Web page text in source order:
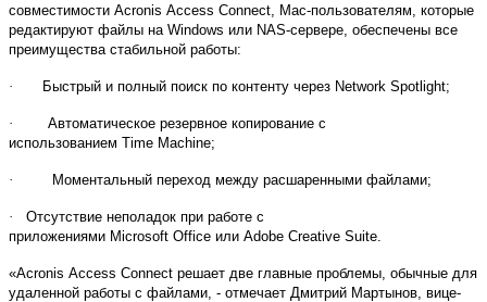
совместимости Acronis Access Connect Mac-пользователям, которые
редактируют файлы на Windows или NAS-сервере, обеспечены все
преимущества стабильной работы:
· Быстрый и полный поиск по контенту через Network Spotlight;
·
Автоматическое резервное копирование с
использованием Time Machine;
· Моментальный переход между расшаренными файлами;
·
Отсутствие неполадок при работе с
приложениями Microsoft Office или Adobe Creative Suite
«Acronis Access Connect решает две главные проблемы, обычные для
удаленной работы с файлами, - отмечает Дмитрий Мартынов, вице-